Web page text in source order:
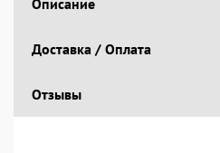
Описание
Доставка / Оплата
Отзывы